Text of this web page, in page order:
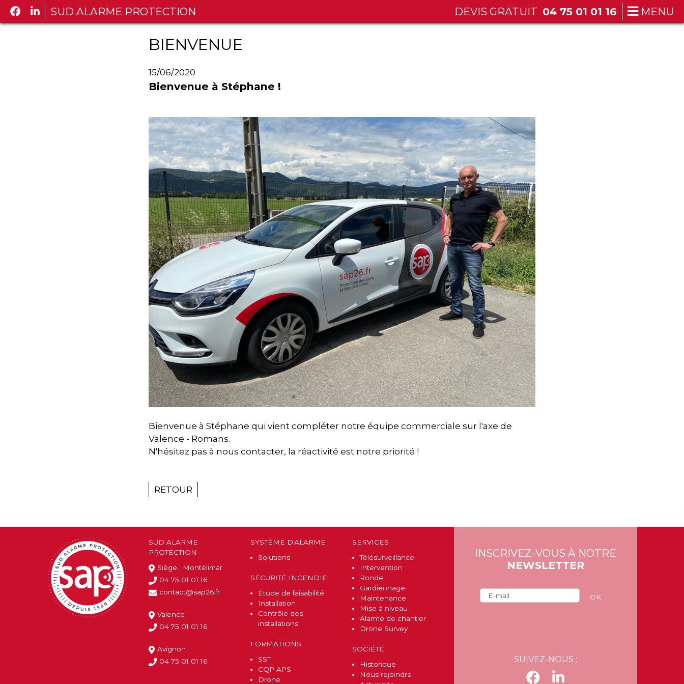
SUD ALARME PROTECTION DEVIS GRATUIT 04 75 01 01 16 MENU
BIENVENUE
15/06/2020
Bienvenue à Stéphane !
Bienvenue à Stéphane qui vient compléter notre équipe commerciale sur l'axe de
Valence - Romans.
N'hésitez pas à nous contacter, la réactivité est notre priorité !
RETOUR
SUD ALARME
PROTECTION
Siège : Montélimar
04 75 01 01 16
contact@sap26.fr
Valence
04 75 01 01 16
Avignon
04 75 01 01 16
SYSTÈME D'ALARME
Solutions
SÉCURITÉ INCENDIE
Étude de faisabilité
Installation
Contrôle des
installations
FORMATIONS
SST
CQP APS
Drone
SERVICES
Télésurveillance
Intervention
Ronde
Gardiennage
Maintenance
Mise à niveau
Alarme de chantier
Drone Survey
SOCIÉTÉ
Historique
Nous rejoindre
INSCRIVEZ-VOUS À NOTRE
NEWSLETTER
OK
SUIVEZ-NOUS :